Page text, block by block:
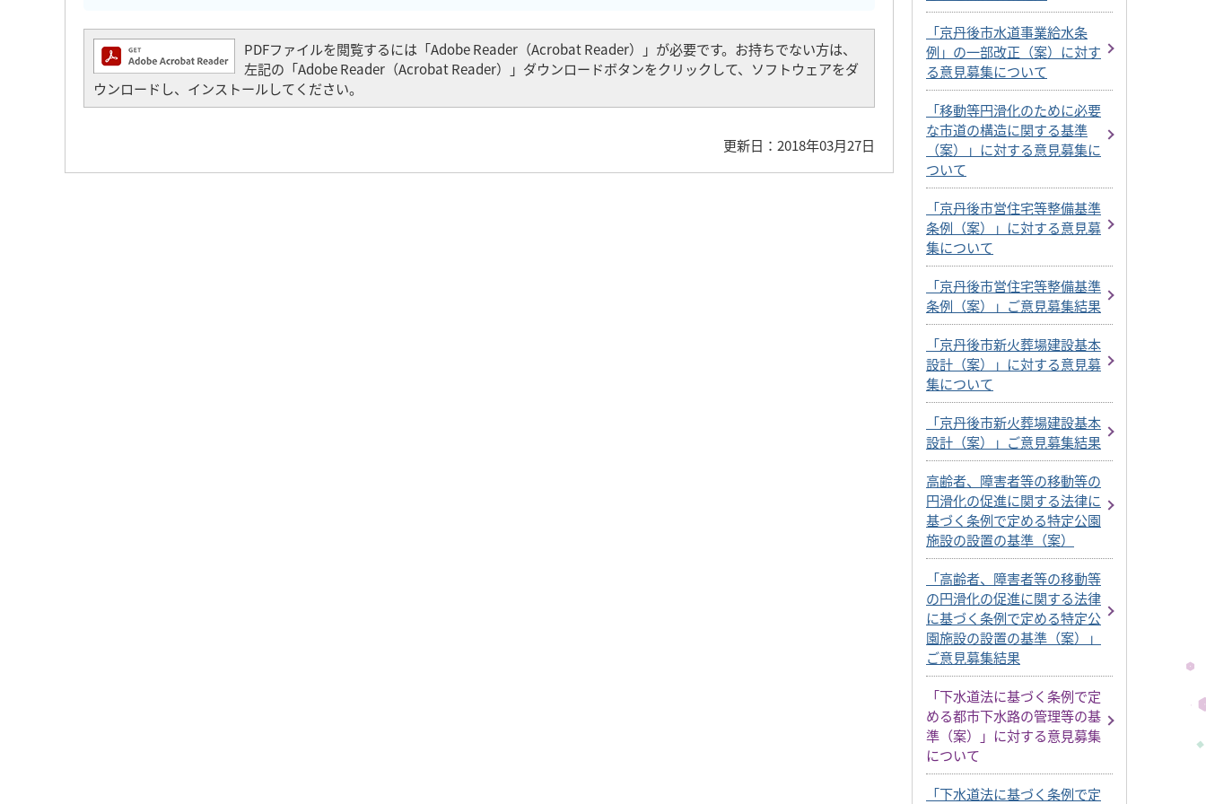
PDFファイルを閲覧するには「Adobe Reader（Acrobat Reader）」が必要です。お持ちでない方は、
左記の「Adobe Reader（Acrobat Reader）」ダウンロードボタンをクリックして、ソフトウェアをダ
ウンロードし、インストールしてください。
更新日：2018年03月27日
「京丹後市水道事業給水条
例」の一部改正（案）に対す
る意見募集について
「移動等円滑化のために必要
な市道の構造に関する基準
（案）」に対する意見募集に
ついて
「京丹後市営住宅等整備基準
条例（案）」に対する意見募
集について
「京丹後市営住宅等整備基準
条例（案）」ご意見募集結果
「京丹後市新火葬場建設基本
設計（案）」に対する意見募
集について
「京丹後市新火葬場建設基本
設計（案）」ご意見募集結果
高齢者、障害者等の移動等の
円滑化の促進に関する法律に
基づく条例で定める特定公園
施設の設置の基準（案）
「高齢者、障害者等の移動等
の円滑化の促進に関する法律
に基づく条例で定める特定公
園施設の設置の基準（案）」
ご意見募集結果
「下水道法に基づく条例で定
める都市下水路の管理等の基
準（案）」に対する意見募集
について
「下水道法に基づく条例で定